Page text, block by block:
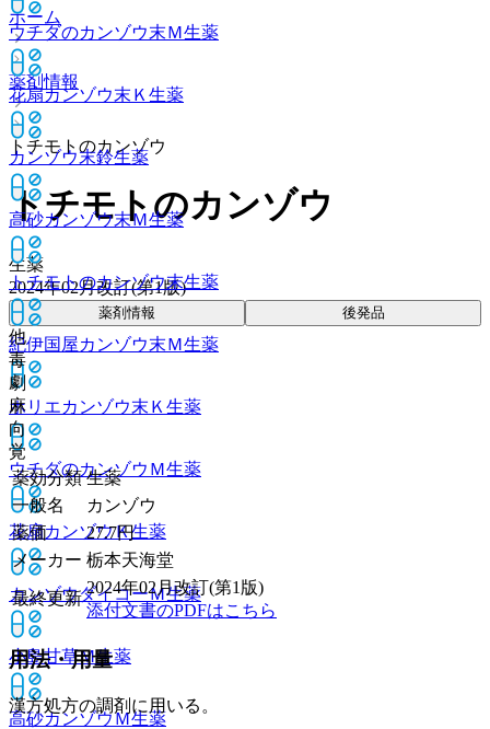
ウチダのカンゾウ末Ｍ生薬
花扇カンゾウ末Ｋ 生薬
カンゾウ末鈴生薬
高砂カンゾウ末Ｍ生薬
トチモトのカンゾウ末生薬
紀伊国屋カンゾウ末Ｍ生薬
ホリエカンゾウ末Ｋ 生薬
ウチダのカンゾウＭ生薬
花扇カンゾウＫ生薬
カンゾウダイコーＭ生薬
小島甘草Ｍ生薬
高砂カンゾウＭ生薬
ホーム
薬剤情報
トチモトのカンゾウ
トチモトのカンゾウ
生薬
2024年02月改訂(第1版)
薬剤情報 後発品
他
毒
劇
麻
向
覚
薬効分類 生薬
一般名
カンゾウ
薬価
27.7円
メーカー 栃本天海堂
最終更新
2024年02月改訂(第1版)
添付文書のPDFはこちら
用法・用量
漢方処方の調剤に用いる。